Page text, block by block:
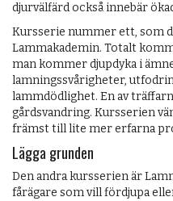
djurvälfärd också innebär
Kursserie nummer ett, som
Lammakademin. Totalt
man kommer djupdyka i
lamningssvårigheter,
lammdödlighet. En av
gårdsvandring. Kursserien
främst till lite mer erfarna
Lägga grunden
Den andra kursserien är
fårägare som vill fördjupa